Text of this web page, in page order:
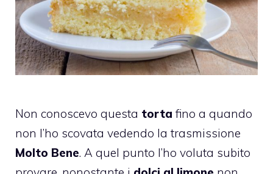
Non conoscevo questa torta fino a quando
non l’ho scovata vedendo la trasmissione
Molto Bene. A quel punto l’ho voluta subito